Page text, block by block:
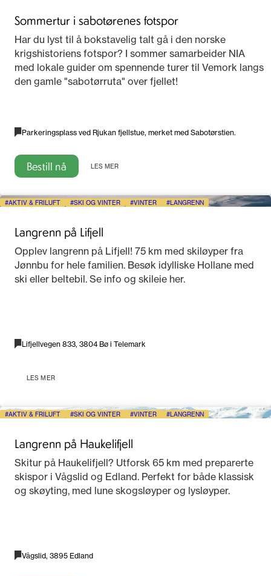
Sommertur i sabotørenes fotspor
Har du lyst til å bokstavelig talt gå i den norske
krigshistoriens fotspor? I sommer samarbeider NIA
med lokale guider om spennende turer til Vemork langs
den gamle "sabotørruta" over fjellet!
Parkeringsplass ved Rjukan fjellstue, merket med Sabotørstien.
Bestill nå LES MER
AKTIV & FRILUFT SKI OG VINTER VINTER LANGRENN
Langrenn på Lifjell
Opplev langrenn på Lifjell! 75 km med skiløyper fra
Jønnbu for hele familien. Besøk idylliske Hollane med
ski eller beltebil. Se info og skileie her.
Lifjellvegen 833, 3804 Bø i Telemark
LES MER
AKTIV & FRILUFT SKI OG VINTER VINTER LANGRENN
Langrenn på Haukelifjell
Skitur på Haukelifjell? Utforsk 65 km med preparerte
skispor i Vågslid og Edland. Perfekt for både klassisk
og skøyting, med lune skogsløyper og lysløyper.
Vågslid, 3895 Edland